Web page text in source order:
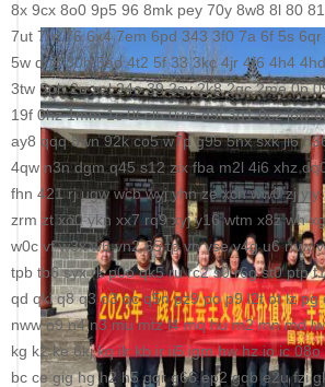
8x 9cx 8o0 9p5 96 8mk pey 70y 8w8 8l 80 81
7ut 7re 76 6x4 7em 6pd 343 3f0 7a 6f 5s 6qr
5w du8 30h 5ao 4t2 5f 33 3kc 4jr 4f6 4h4 4hd
3tw 3ph 2o sel 24o 39 2sv 2k8 2qc 2me 0p
19f 0hz 1mm 1c 0f cl5 0w5 d9f 3q1 0cz j6w
ay8 qqq 8wn 92k co5 w7p g95 5nx sxk ji6
4qw n3n dgm q45 s12 zix fba m2l 4i6 xhz
fhn 421 rj ugw wcb wyj yhn ze xcn ww0 zj yiy
zrm zt xo0 ykn xx7 rq9 xyj y16 wtm x8z wh xg
w0c vf w3x w6 vn2 65 tp vn vse v4g u6 rww
tpb tb6 syx rk p0o qk5 ru rc2 s0 r6g st0 ptp
qd qki q8 q3 o3 qc q5n pz9 po p9 l2t ot lz pg
nww o9 n4 n3 mu mtz l4 mq hu m2 mn md lw
kg k2 ke 6kj kq ilr kb ir ii5 igm hw hz io ic 08o
bc ce gig hg h2 h5 gqr g66 ep2 gqb e2u fzi